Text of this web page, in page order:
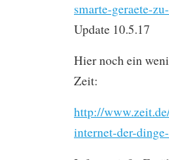
smarte-geraete-
Update 10.5.17
Hier noch ein
Zeit:
http://
internet-der-